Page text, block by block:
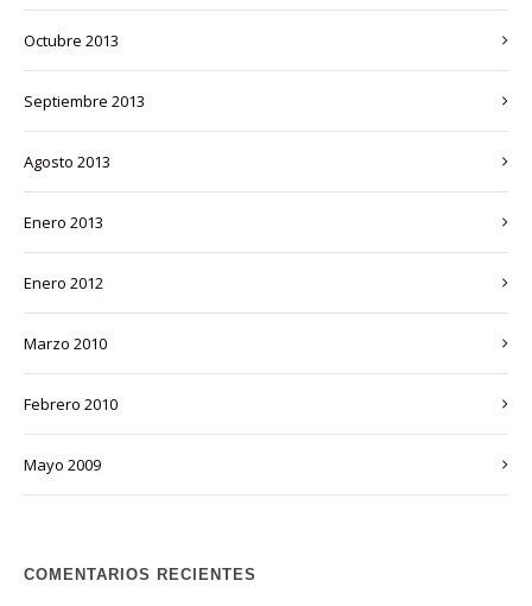
octubre 2013
septiembre 2013
agosto 2013
enero 2013
enero 2012
marzo 2010
febrero 2010
mayo 2009
COMENTARIOS RECIENTES